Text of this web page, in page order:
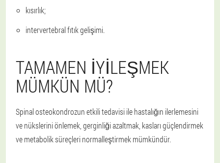
kısırlık;
intervertebral fıtık gelişimi.
TAMAMEN IYILEŞMEK
MÜMKÜN MÜ?
Spinal osteokondrozun etkili tedavisi ile hastalığın ilerlemesini
ve nükslerini önlemek, gerginliği azaltmak, kasları güçlendirmek
ve metabolik süreçleri normalleştirmek mümkündür.